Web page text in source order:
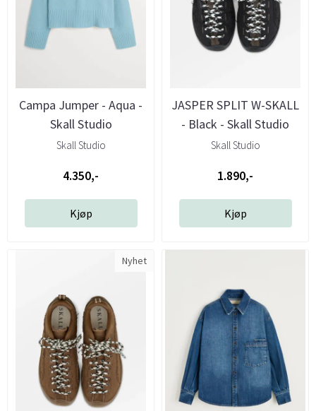
Campa Jumper - Aqua -
Skall Studio
Skall Studio
4.350,-
Kjøp
JASPER SPLIT W-SKALL
- Black - Skall Studio
Skall Studio
1.890,-
Kjøp
Nyhet